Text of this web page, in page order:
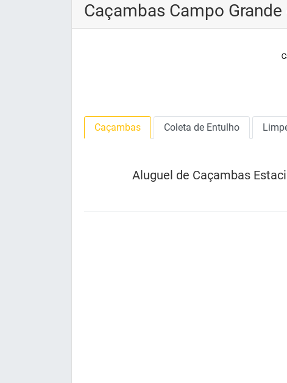
Caçambas Campo
Caçambas Coleta de Entulho
Aluguel de Caçambas